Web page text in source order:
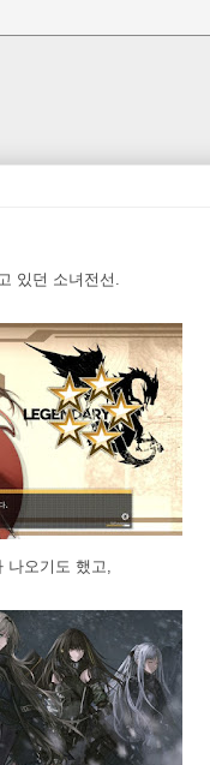
있던 소녀전선.
나오기도 했고,